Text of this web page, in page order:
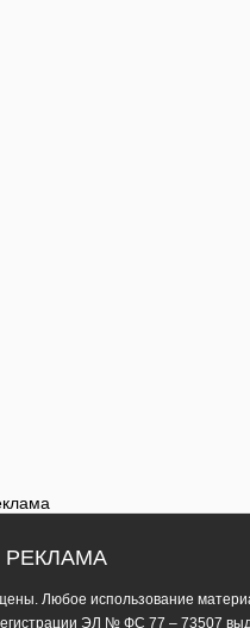
| РЕКЛАМА
Любое использование
ЭЛ № ФС 77 – 73507